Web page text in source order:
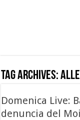
Tag Archives:
Domenica Live:
denuncia del